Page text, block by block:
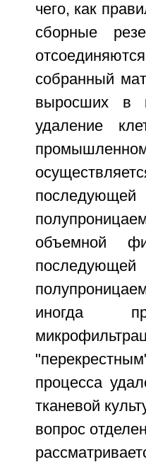
чего, как
сборные
собранный
выросших в
удаление
объемной
иногда
процесса
тканевой
вопрос